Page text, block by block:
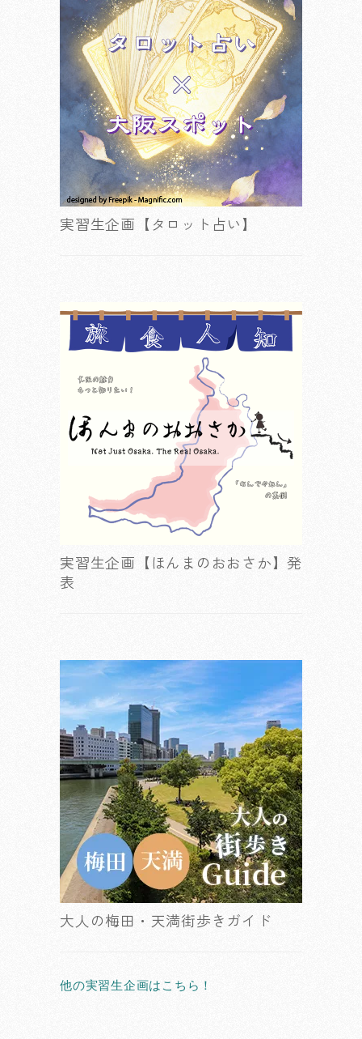
実習生企画【タロット占い】
実習生企画【ほんまのおおさか】発
表
大人の梅田・天満街歩きガイド
他の実習生企画はこちら！